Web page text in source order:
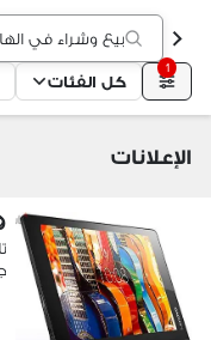
بيع وشراء في
1
كل الفئات
الإعلانات